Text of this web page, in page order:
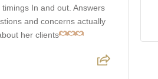
timings In and out. Answers
and concerns actually
her clients